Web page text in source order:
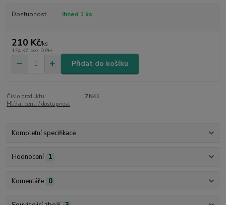
Dostupnost ihned 1 ks
210 Kč/ks
174 Kč bez DPH
Přidat do košíku
Číslo produktu:
ZN41
Hlídat cenu / dostupnost
Kompletní specifikace
Hodnocení 1
Komentáře 0